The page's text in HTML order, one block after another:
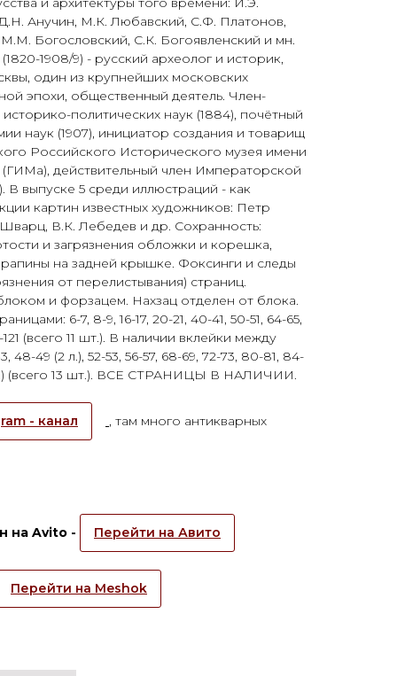
Анучин, М.К. Любавский, С.Ф. Платонов,
Богословский, С.К. Богоявленский и мн.
1908/9) - русский археолог и историк,
один из крупнейших московских
эпохи, общественный деятель. Член-
политических наук (1884), почётный
наук (1907), инициатор создания и товарищ
Российского Исторического музея имени
действительный член Императорской
В выпуске 5 среди иллюстраций - как
картин известных художников: Петр
В.К. Лебедев и др. Сохранность:
и загрязнения обложки и корешка,
на задней крышке. Фоксинги и следы
от перелистывания) страниц.
и форзацем. Нахзац отделен от блока.
6-7, 8-9, 16-17, 20-21, 40-41, 50-51, 64-65,
121 (всего 11 шт.). В наличии вклейки между
48-49 (2 л.), 52-53, 56-57, 68-69, 72-73, 80-81, 84-
л.) (всего 13 шт.). ВСЕ СТРАНИЦЫ В НАЛИЧИИ.
- канал
, там много антикварных
на Avito - Перейти на Авито
Перейти на Meshok